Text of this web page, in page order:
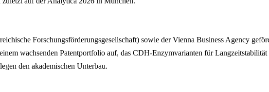
Forschungsförderungsgesellschaft) sowie der Vienna Business Agency
wachsenden Patentportfolio auf, das CDH-Enzymvarianten für
den akademischen Unterbau.